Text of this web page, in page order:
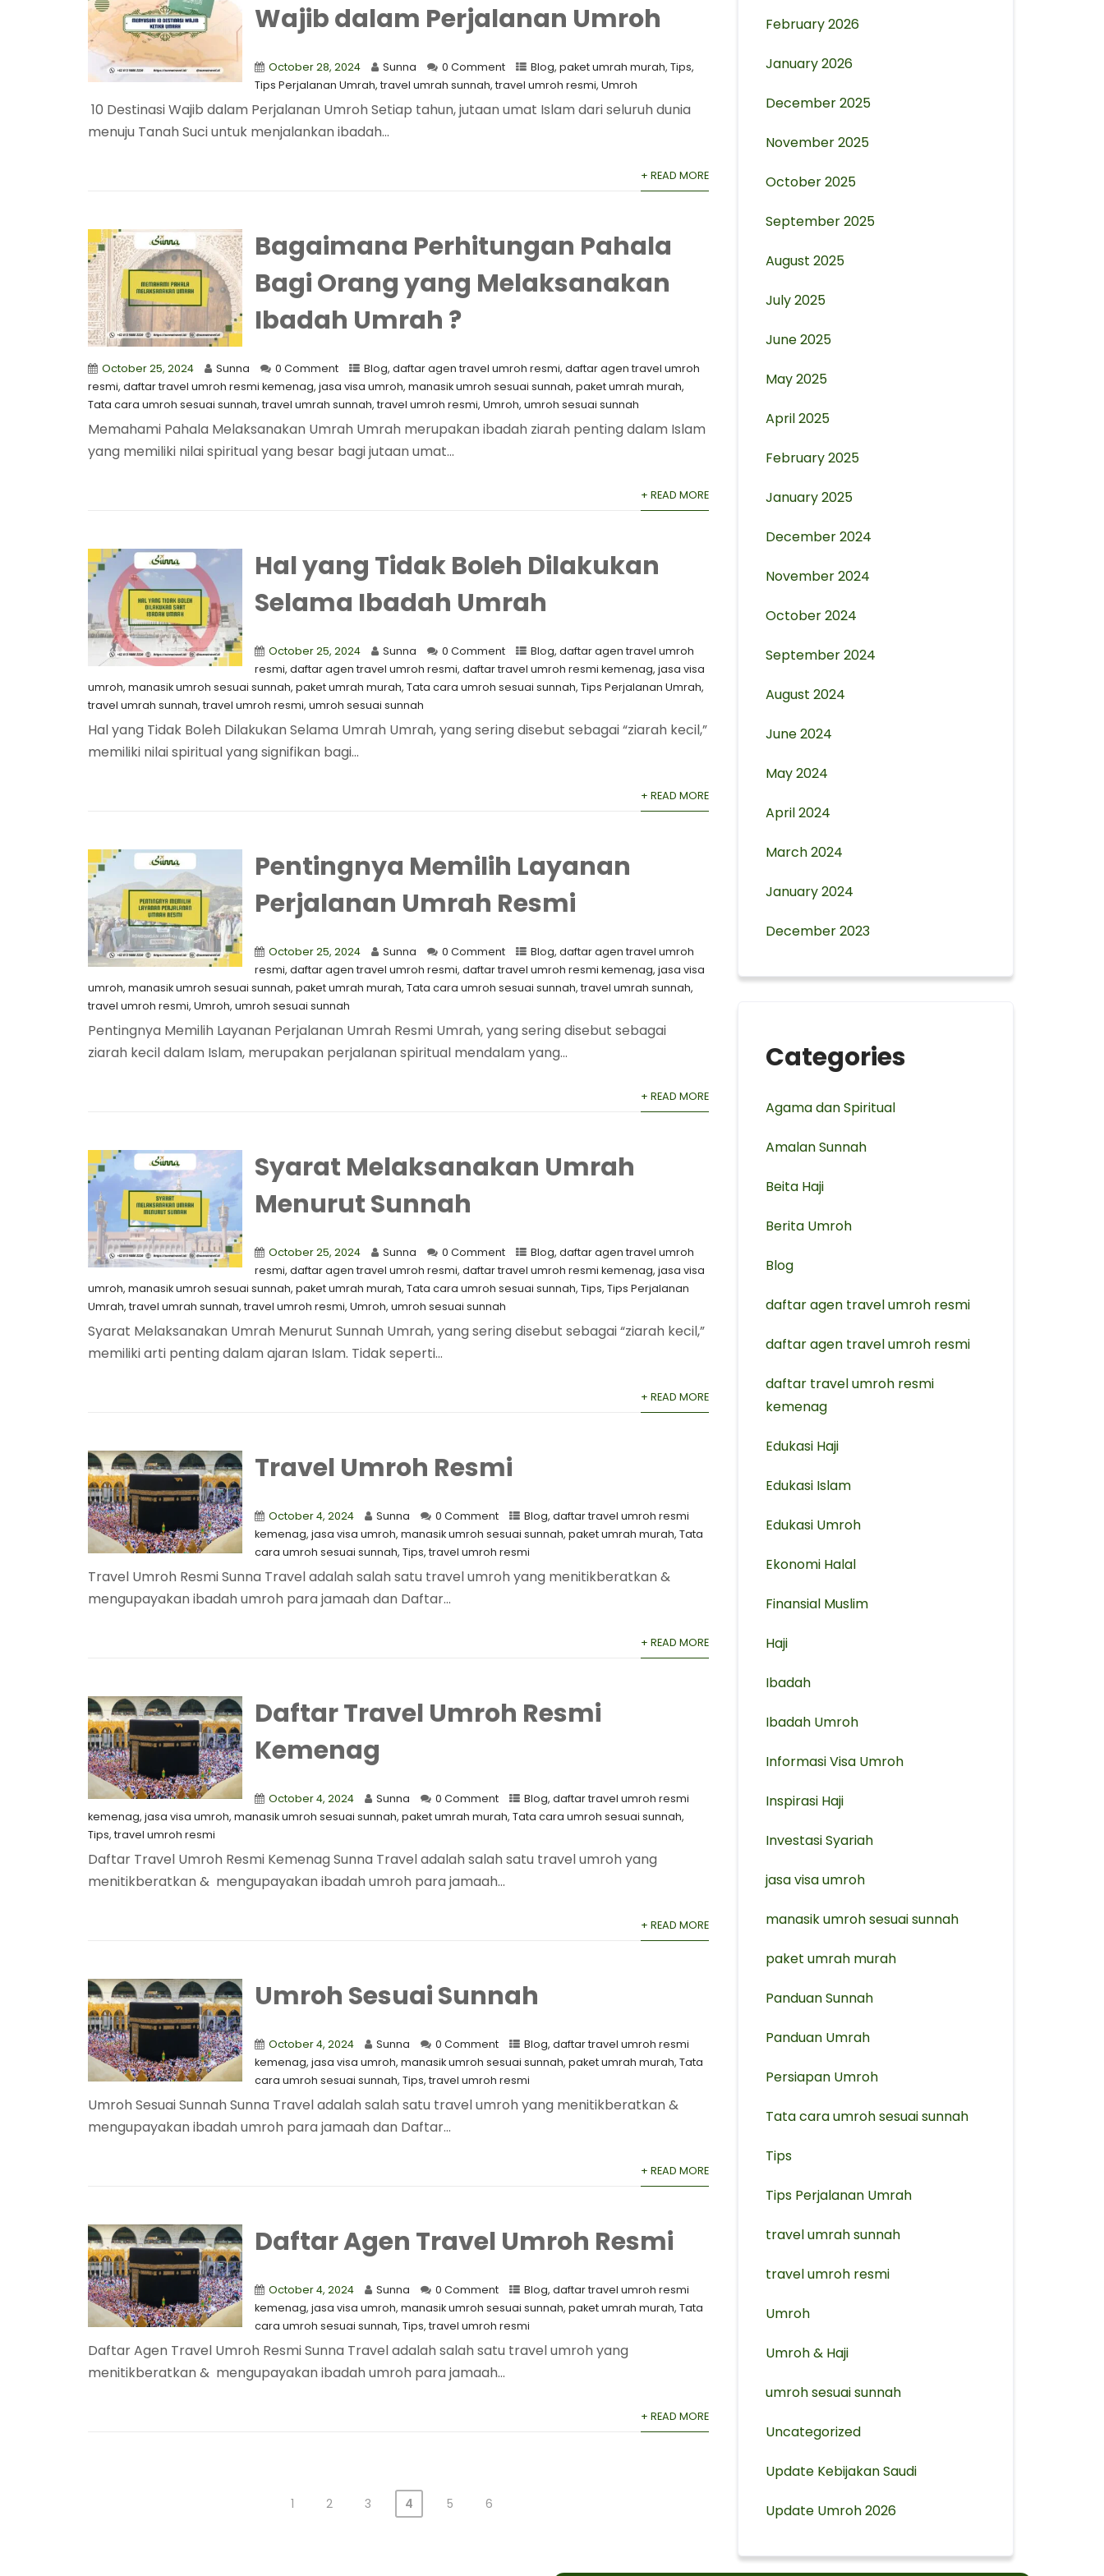
Wajib dalam Perjalanan Umroh
October 28, 2024 Sunna 0 Comment Blog,paket umrah murah,Tips,
Tips Perjalanan Umrah,travel umrah sunnah,travel umroh resmi,Umroh
10 Destinasi Wajib dalam Perjalanan Umroh Setiap tahun, jutaan umat Islam dari seluruh dunia
menuju Tanah Suci untuk menjalankan ibadah...
+ READ MORE
Bagaimana Perhitungan Pahala
Bagi Orang yang Melaksanakan
Ibadah Umrah ?
October 25, 2024 Sunna 0 Comment Blog, ⁠daftar agen travel umroh resmi, daftar agen travel umroh
resmi, daftar travel umroh resmi kemenag, jasa visa umroh, manasik umroh sesuai sunnah, paket umrah murah,
Tata cara umroh sesuai sunnah, travel umrah sunnah, travel umroh resmi, Umroh, umroh sesuai sunnah
Memahami Pahala Melaksanakan Umrah Umrah merupakan ibadah ziarah penting dalam Islam
yang memiliki nilai spiritual yang besar bagi jutaan umat...
+ READ MORE
Hal yang Tidak Boleh Dilakukan
Selama Ibadah Umrah
October 25, 2024 Sunna 0 Comment Blog,daftar agen travel umroh
resmi,⁠daftar agen travel umroh resmi,daftar travel umroh resmi kemenag,jasa visa
umroh, manasik umroh sesuai sunnah, paket umrah murah, Tata cara umroh sesuai sunnah, Tips Perjalanan Umrah,
travel umrah sunnah, travel umroh resmi, umroh sesuai sunnah
Hal yang Tidak Boleh Dilakukan Selama Umrah Umrah, yang sering disebut sebagai “ziarah kecil,”
memiliki nilai spiritual yang signifikan bagi...
+ READ MORE
Pentingnya Memilih Layanan
Perjalanan Umrah Resmi
October 25, 2024 Sunna 0 Comment Blog,daftar agen travel umroh
resmi,⁠daftar agen travel umroh resmi,daftar travel umroh resmi kemenag,jasa visa
umroh, manasik umroh sesuai sunnah, paket umrah murah, Tata cara umroh sesuai sunnah, travel umrah sunnah,
travel umroh resmi, Umroh, umroh sesuai sunnah
Pentingnya Memilih Layanan Perjalanan Umrah Resmi Umrah, yang sering disebut sebagai
ziarah kecil dalam Islam, merupakan perjalanan spiritual mendalam yang...
+ READ MORE
Syarat Melaksanakan Umrah
Menurut Sunnah
October 25, 2024 Sunna 0 Comment Blog,daftar agen travel umroh
resmi,⁠daftar agen travel umroh resmi,daftar travel umroh resmi kemenag,jasa visa
umroh, manasik umroh sesuai sunnah, paket umrah murah, Tata cara umroh sesuai sunnah, Tips, Tips Perjalanan
Umrah, travel umrah sunnah, travel umroh resmi, Umroh, umroh sesuai sunnah
Syarat Melaksanakan Umrah Menurut Sunnah Umrah, yang sering disebut sebagai “ziarah kecil,”
memiliki arti penting dalam ajaran Islam. Tidak seperti...
+ READ MORE
Travel Umroh Resmi
October 4, 2024 Sunna 0 Comment Blog,daftar travel umroh resmi
kemenag,jasa visa umroh,manasik umroh sesuai sunnah,paket umrah murah,Tata
cara umroh sesuai sunnah,Tips,travel umroh resmi
Travel Umroh Resmi Sunna Travel adalah salah satu travel umroh yang menitikberatkan &
mengupayakan ibadah umroh para jamaah dan Daftar...
+ READ MORE
Daftar Travel Umroh Resmi
Kemenag
October 4, 2024 Sunna 0 Comment Blog,daftar travel umroh resmi
kemenag, jasa visa umroh, manasik umroh sesuai sunnah, paket umrah murah, Tata cara umroh sesuai sunnah,
Tips, travel umroh resmi
Daftar Travel Umroh Resmi Kemenag Sunna Travel adalah salah satu travel umroh yang
menitikberatkan & mengupayakan ibadah umroh para jamaah...
+ READ MORE
Umroh Sesuai Sunnah
October 4, 2024 Sunna 0 Comment Blog,daftar travel umroh resmi
kemenag,jasa visa umroh,manasik umroh sesuai sunnah,paket umrah murah,Tata
cara umroh sesuai sunnah,Tips,travel umroh resmi
Umroh Sesuai Sunnah Sunna Travel adalah salah satu travel umroh yang menitikberatkan &
mengupayakan ibadah umroh para jamaah dan Daftar...
+ READ MORE
Daftar Agen Travel Umroh Resmi
October 4, 2024 Sunna 0 Comment Blog,daftar travel umroh resmi
kemenag,jasa visa umroh,manasik umroh sesuai sunnah,paket umrah murah,Tata
cara umroh sesuai sunnah,Tips,travel umroh resmi
Daftar Agen Travel Umroh Resmi Sunna Travel adalah salah satu travel umroh yang
menitikberatkan & mengupayakan ibadah umroh para jamaah...
+ READ MORE
1 2 3 4 5 6
February 2026
January 2026
December 2025
November 2025
October 2025
September 2025
August 2025
July 2025
June 2025
May 2025
April 2025
February 2025
January 2025
December 2024
November 2024
October 2024
September 2024
August 2024
June 2024
May 2024
April 2024
March 2024
January 2024
December 2023
Categories
Agama dan Spiritual
Amalan Sunnah
Beita Haji
Berita Umroh
Blog
daftar agen travel umroh resmi
⁠daftar agen travel umroh resmi
daftar travel umroh resmi
kemenag
Edukasi Haji
Edukasi Islam
Edukasi Umroh
Ekonomi Halal
Finansial Muslim
Haji
Ibadah
Ibadah Umroh
Informasi Visa Umroh
Inspirasi Haji
Investasi Syariah
jasa visa umroh
manasik umroh sesuai sunnah
paket umrah murah
Panduan Sunnah
Panduan Umrah
Persiapan Umroh
Tata cara umroh sesuai sunnah
Tips
Tips Perjalanan Umrah
travel umrah sunnah
travel umroh resmi
Umroh
Umroh & Haji
umroh sesuai sunnah
Uncategorized
Update Kebijakan Saudi
Update Umroh 2026